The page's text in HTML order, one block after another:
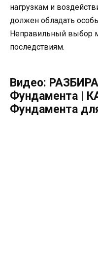
нагрузкам и
должен обладать
Неправильный выбор
последствиям.
Видео:
Фундамента |
Фундамента